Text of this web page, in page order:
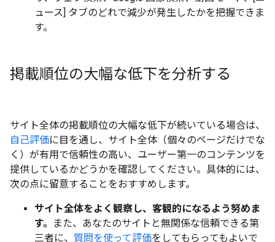
ュース] タブのどれで減少が発生したかを把握できま
す。
掲載順位の大幅な低下を分析する
サイト全体の掲載順位の大幅な低下が続いている場合は、
自己評価に目を通し、サイト全体（個々のページだけでな
く）が有用で信頼性の高い、ユーザー第一のコンテンツを
提供しているかどうかを確認してください。具体的には、
次の点に留意することをおすすめします。
サイト全体をよく観察し、客観的になるよう努めま
す。
また、あなたのサイトと無関係な信頼できる第
三者に、 質問を使って評価をしてもらってもよいで